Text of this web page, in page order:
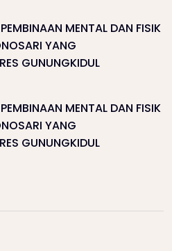
MENTAL DAN FISIK
YANG
GUNUNGKIDUL
MENTAL DAN FISIK
YANG
GUNUNGKIDUL